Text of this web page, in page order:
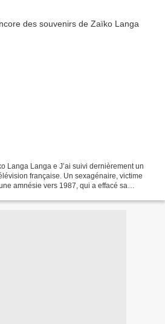
Langa Langa e J’ai suivi dernièrement un
française. Un sexagénaire, victime
amnésie vers 1987, qui a effacé sa